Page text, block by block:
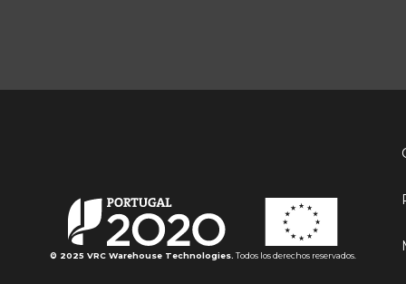
© 2025 VRC Warehouse Technologies. Todos los derechos reservados.